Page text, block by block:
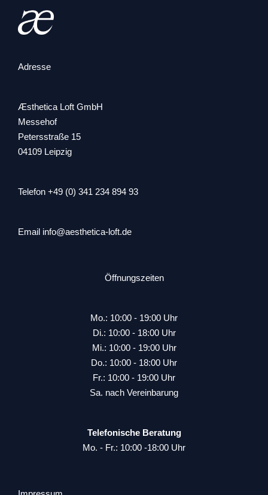
Adresse
Æsthetica Loft GmbH
Messehof
Petersstraße 15
04109 Leipzig
Telefon +49 (0) 341 234 894 93
Email info@aesthetica-loft.de
Öffnungszeiten
Mo.: 10:00 - 19:00 Uhr
Di.: 10:00 - 18:00 Uhr
Mi.: 10:00 - 19:00 Uhr
Do.: 10:00 - 18:00 Uhr
Fr.: 10:00 - 19:00 Uhr
Sa. nach Vereinbarung
Telefonische Beratung
Mo. - Fr.: 10:00 -18:00 Uhr